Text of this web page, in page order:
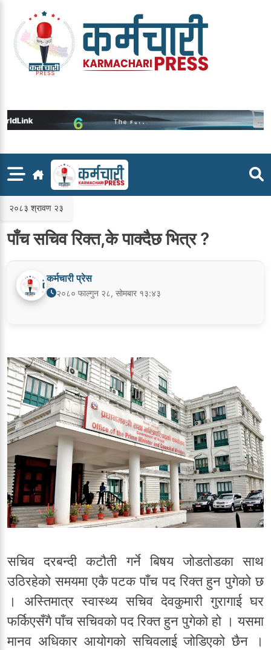
content
२०८३ श्रावण २३
पाँच सचिव रिक्त,के पाक्दैछ भित्र ?
कर्मचारी प्रेस
२०८० फाल्गुन २८, सोमबार १३:४३
सचिव दरबन्दी कटौती गर्ने बिषय जोडतोडका साथ
उठिरहेको समयमा एकै पटक पाँच पद रिक्त हुन पुगेको छ
। अस्तिमात्र स्वास्थ्य सचिव देवकुमारी गुरागाई घर
फर्किएसँगै पाँच सचिवको पद रिक्त हुन पुगेको हो । यसमा
मानव अधिकार आयोगको सचिवलाई जोडिएको छैन ।